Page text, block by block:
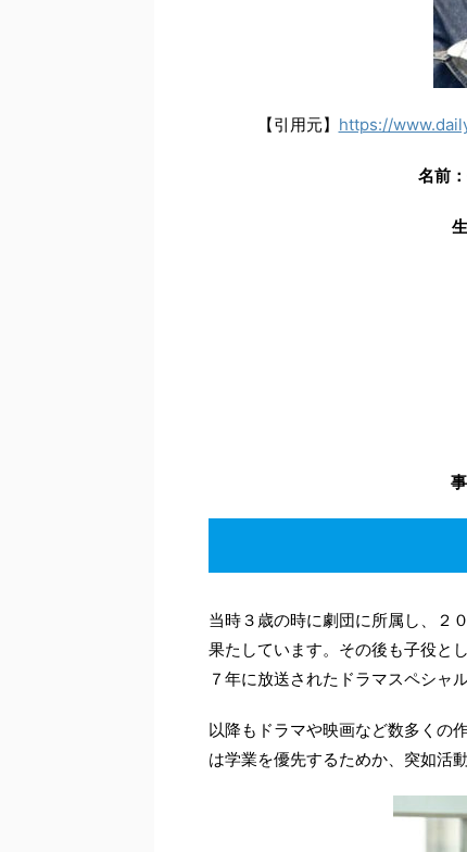
【引用元】 https://
名前
当時３歳の時に劇団に所属し、２
果たしています。その後も子役と
７年に放送されたドラマスペシャ
以降もドラマや映画など数多くの
は学業を優先するためか、突如活